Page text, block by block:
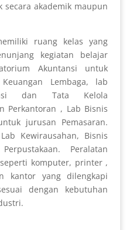
secara akademik maupun
ruang kelas yang
kegiatan belajar
Akuntansi untuk
Lembaga, lab
dan Tata Kelola
Perkantoran , Lab Bisnis
jurusan Pemasaran.
Kewirausahan, Bisnis
Peralatan
komputer, printer ,
kantor yang dilengkapi
dengan kebutuhan